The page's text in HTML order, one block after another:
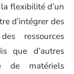
flexibilité d’un
d’intégrer des
ressources
que d’autres
de matériels